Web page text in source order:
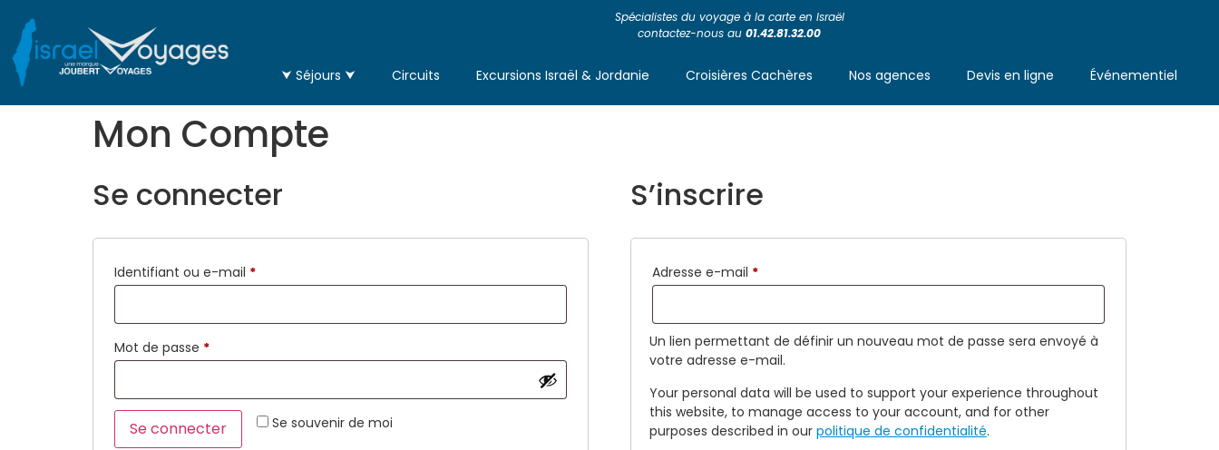
Spécialistes du voyage à la carte en Israël
contactez-nous au01.42.81.32.00
⮟ Séjours ⮟ Circuits Excursions Israël & Jordanie Croisières Cachères Nos agences Devis en ligne Événementiel
Mon Compte
Se connecter
Identifiant ou e-mail *
Mot de passe *
Se souvenir de moi
Se connecter
S’inscrire
Adresse e-mail *
Un lien permettant de définir un nouveau mot de passe sera envoyé à
votre adresse e-mail.
Your personal data will be used to support your experience throughout
this website, to manage access to your account, and for other
purposes described in our politique de confidentialité.